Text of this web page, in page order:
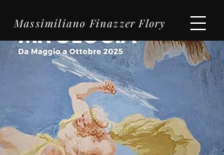
Massimiliano Finazzer Flory